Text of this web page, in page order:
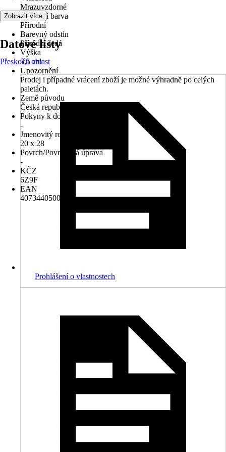
Mrazuvzdorné
Základní barva
Přírodní
Barevný odstín
Přírodní šedá
Výška
5,5 cm
Upozornění
Prodej i případné vrácení zboží je možné výhradně po celých
paletách.
Země původu
Česká republika
Pokyny k dodání
-
Jmenovitý rozměr v cm
20 x 28
Povrch/Povrchová úprava
-
KČZ
6Z9F
EAN
4073440500207
Zobrazit více
Datové listy
Přeskočit oblast
Prohlášení o vlastnostech